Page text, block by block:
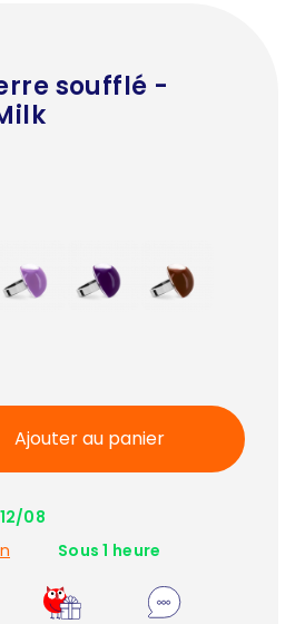
soufflé -
Ajouter au panier
12/08
Sous 1 heure